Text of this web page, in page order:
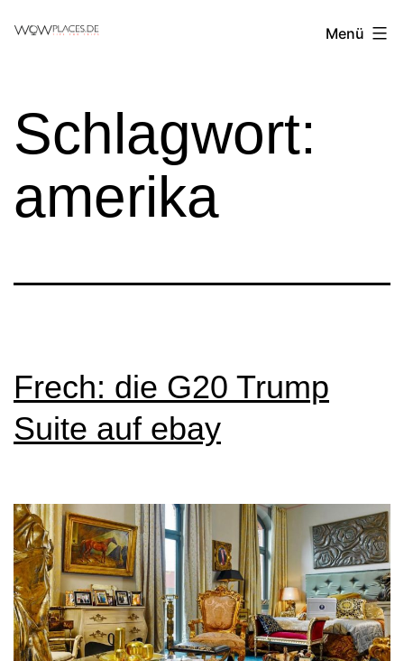
Reiseblog
Menü
Schlagwort:
amerika
Frech: die G20 Trump
Suite auf ebay